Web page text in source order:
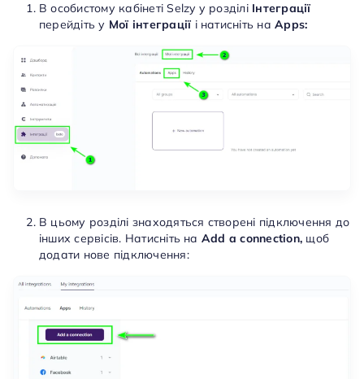
В особистому кабінеті Selzy у розділі Інтеграції
перейдіть у Мої інтеграції і натисніть наApps:
В цьому розділі знаходяться створені підключення до
інших сервісів. Натисніть на Add a connection, щоб
додати нове підключення: